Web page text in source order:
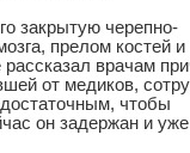
закрытую черепно-
прелом костей
врачам
от медиков,
чтобы
он задержан и